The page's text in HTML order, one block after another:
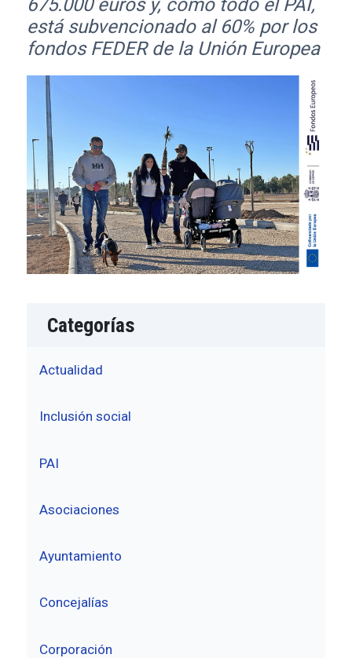
675.000 euros y, como todo el PAI,
está subvencionado al 60% por los
fondos FEDER de la Unión Europea
Categorías
Actualidad
Inclusión social
PAI
Asociaciones
Ayuntamiento
Concejalías
Corporación